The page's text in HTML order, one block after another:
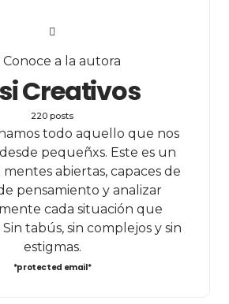
Conoce a la autora
Creativos
220 posts
todo aquello que nos
pequeñxs. Este es un
mentes abiertas, capaces de
pensamiento y analizar
cada situación que
tabús, sin complejos y sin
estigmas.
*protected email*